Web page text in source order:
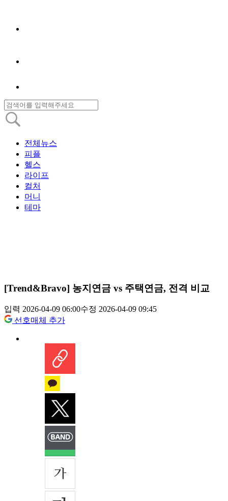
전체뉴스
피플
헬스
라이프
컬처
머니
테마
[Trend&Bravo] 농지연금 vs 주택연금, 전격 비교
입력 2026-04-09 06:00수정 2026-04-09 09:45
선호매체 추가